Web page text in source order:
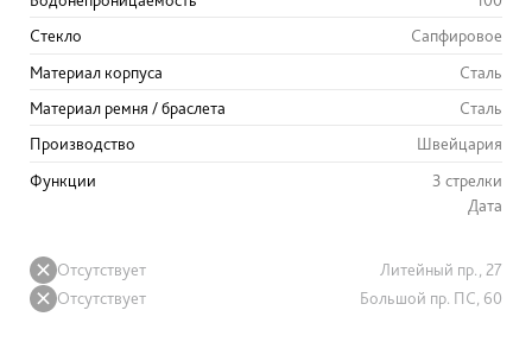
Стекло
Сапфировое
Материал корпуса
Сталь
Материал ремня / браслета
Сталь
Производство
Швейцария
Функции
3 стрелки
Дата
Отсутствует
Литейный пр., 27
Отсутствует
Большой пр. ПС, 60